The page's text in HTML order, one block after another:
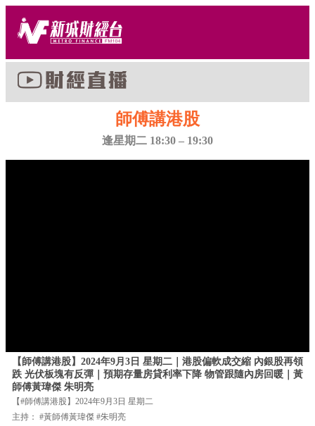
師傅講港股
逢星期二 18:30 – 19:30
【師傅講港股】2024年9月3日 星期二｜港股偏軟成交縮 內銀股再領
跌 光伏板塊有反彈｜預期存量房貸利率下降 物管跟隨內房回暖｜黃
師傅黃瑋傑 朱明亮
【#師傅講港股】2024年9月3日 星期二
主持： #黃師傅黃瑋傑 #朱明亮